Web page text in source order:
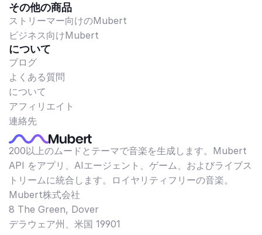
その他の商品
ストリーマー向けのMubert
ビジネス向けMubert
について
ブログ
よくある質問
について
アフィリエイト
連絡先
200以上のムードとテーマで音楽を生成します。Mubert
API をアプリ、AIエージェント、ゲーム、およびライブス
トリームに統合します。ロイヤリティフリーの音楽。
Mubert株式会社
8 The Green, Dover
デラウェア州、米国 19901​